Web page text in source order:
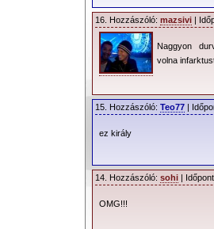
16. Hozzászóló: mazsivi |
Naggyon
volna
15. Hozzászóló: Teo77 |
ez király
14. Hozzászóló: sohi |
OMG!!!